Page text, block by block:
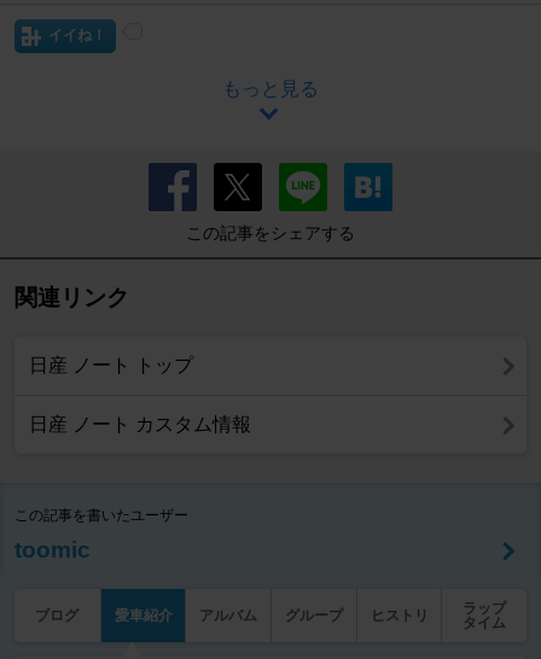
イイね！
もっと見る
この記事をシェアする
関連リンク
日産 ノート トップ
日産 ノート カスタム情報
この記事を書いたユーザー
toomic
ブログ 愛車紹介 アルバム グループ ヒストリ
ラップ
タイム